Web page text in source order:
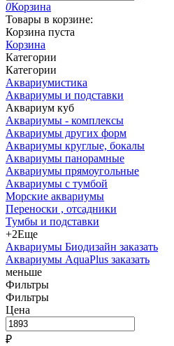
0Корзина
Товары в корзине:
Корзина пуста
Корзина
Категории
Категории
Аквариумистика
Аквариумы и подставки
Аквариум куб
Аквариумы - комплексы
Аквариумы других форм
Аквариумы круглые, бокалы
Аквариумы панорамные
Аквариумы прямоугольные
Аквариумы с тумбой
Морские аквариумы
Переноски , отсадники
Тумбы и подставки
+2Еще
Аквариумы Биодизайн заказать
Аквариумы AquaPlus заказать
меньше
Фильтры
Фильтры
Цена
₽